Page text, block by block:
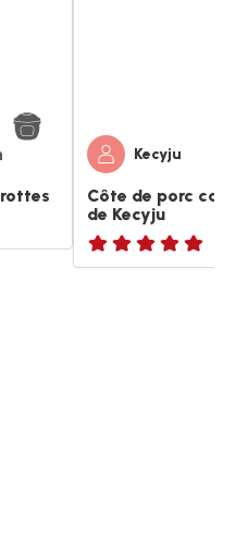
Kecyju
Côte de porc
de Kecyju
ratings.NaN